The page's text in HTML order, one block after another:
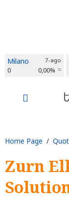
Milano 7-ago
0 0,00%
Home Page /
Zurn